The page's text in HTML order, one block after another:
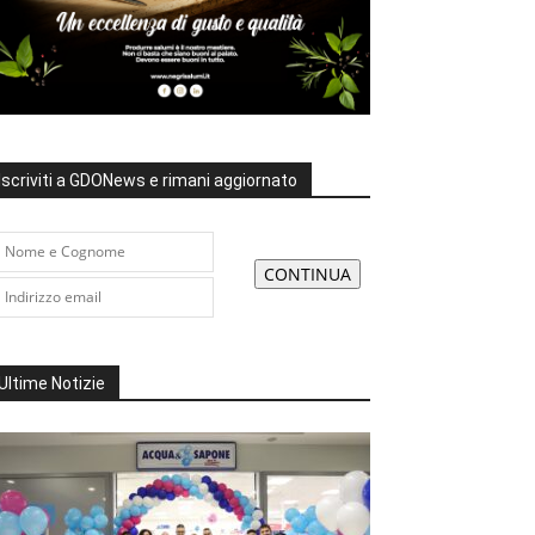
a GDONews e rimani aggiornato
Notizie